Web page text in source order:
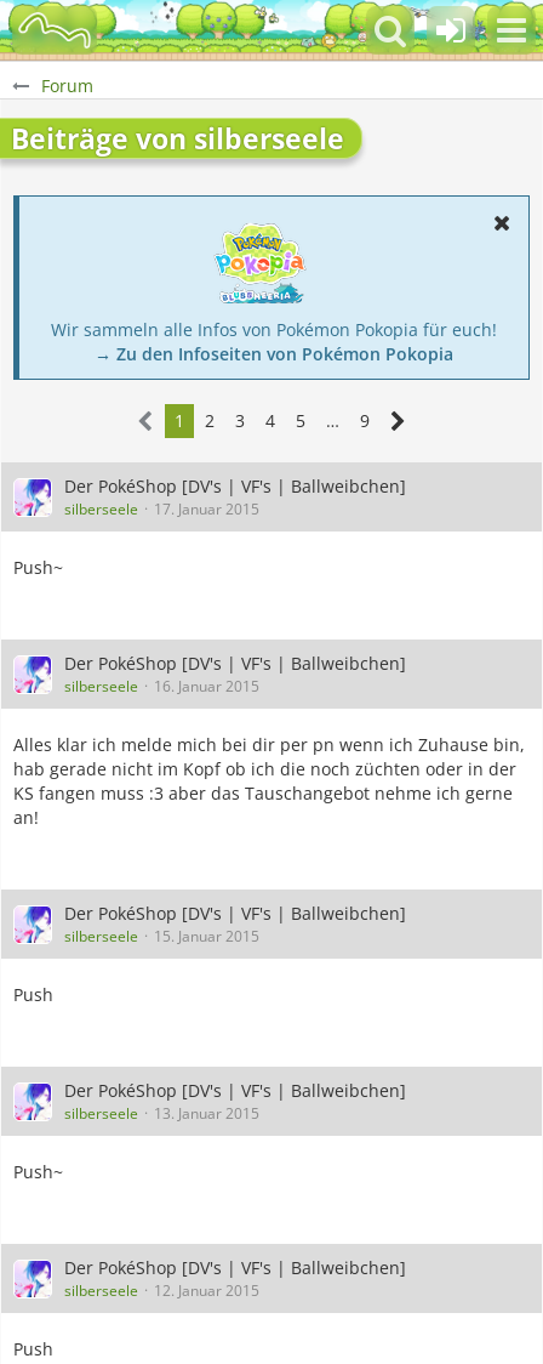
Forum
Beiträge von silberseele
Wir sammeln alle Infos von Pokémon Pokopia für euch!
→ Zu den Infoseiten von Pokémon Pokopia
1 2 3 4 5 … 9
Der PokéShop [DV's | VF's | Ballweibchen]
silberseele 17. Januar 2015
Push~
Der PokéShop [DV's | VF's | Ballweibchen]
silberseele 16. Januar 2015
Alles klar ich melde mich bei dir per pn wenn ich Zuhause bin,
hab gerade nicht im Kopf ob ich die noch züchten oder in der
KS fangen muss :3 aber das Tauschangebot nehme ich gerne
an!
Der PokéShop [DV's | VF's | Ballweibchen]
silberseele 15. Januar 2015
Push
Der PokéShop [DV's | VF's | Ballweibchen]
silberseele 13. Januar 2015
Push~
Der PokéShop [DV's | VF's | Ballweibchen]
silberseele 12. Januar 2015
Push